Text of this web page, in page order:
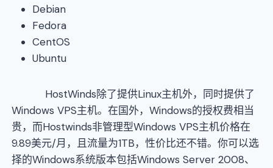
Debian
Fedora
CentOS
Ubuntu
HostWinds除了提供Linux主机外，同时提供了
Windows VPS主机。在国外，Windows的授权费相当
贵，而Hostwinds非管理型Windows VPS主机价格在
9.89美元/月，且流量为1TB，性价比还不错。你可以选
择的Windows系统版本包括Windows Server 2008、